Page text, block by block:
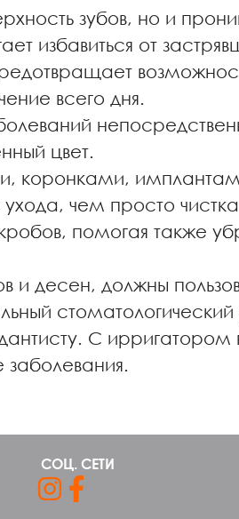
зубов, но и
избавиться от
всего дня.
цвет.
коронками,
чем просто чистка
помогая также
десен, должны
стоматологический
С ирригатором
СОЦ. СЕТИ